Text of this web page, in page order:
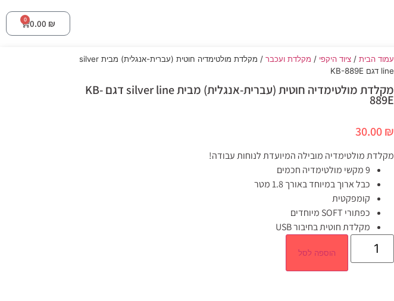
0.00 ₪
0
עמוד הבית / ציוד היקפי / מקלדת ועכבר
/ מקלדת מולטימדיה חוטית (עברית-אנגלית) מבית silver
line דגם KB-889E
מקלדת מולטימדיה חוטית (עברית-אנגלית) מבית silver line דגם KB-
889E
30.00₪
מקלדת מולטימדיה מובילה המיועדת לנוחות עבודה!
9 מקשי מולטימדיה חכמים
כבל ארוך במיוחד באורך 1.8 מטר
קומפקטית
כפתורי SOFT מיוחדים
מקלדת חוטית בחיבור USB
הוספה לסל